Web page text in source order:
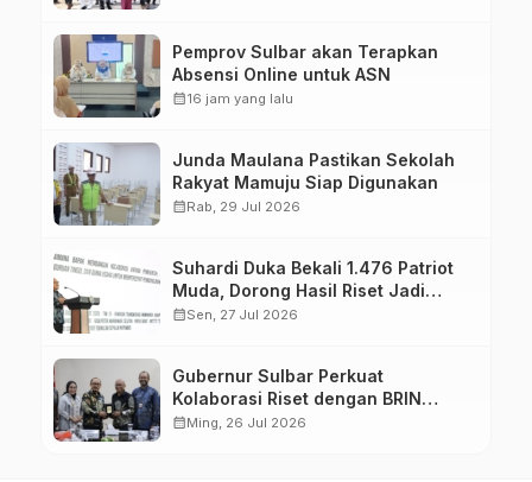
Pemprov Sulbar akan Terapkan
Absensi Online untuk ASN
calendar_month16 jam yang lalu
Junda Maulana Pastikan Sekolah
Rakyat Mamuju Siap Digunakan
calendar_monthRab, 29 Jul 2026
Suhardi Duka Bekali 1.476 Patriot
Muda, Dorong Hasil Riset Jadi
Dasar Kebijakan Transmigrasi
calendar_monthSen, 27 Jul 2026
Gubernur Sulbar Perkuat
Kolaborasi Riset dengan BRIN
untuk Mendukung Pembangunan
calendar_monthMing, 26 Jul 2026